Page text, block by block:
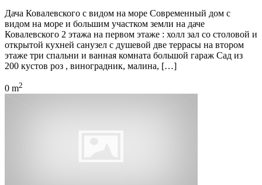
Дача Ковалевского с видом на море Современный дом с
видом на море и большим участком земли на даче
Ковалевского 2 этажа на первом этаже : холл зал со столовой и
открытой кухней санузел с душевой две террасы на втором
этаже три спальни и ванная комната большой гараж Сад из
200 кустов роз , виноградник, малина, […]
0 m2